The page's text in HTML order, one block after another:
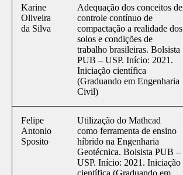
Karine
Oliveira
da Silva
Adequação dos conceitos de
controle contínuo de
compactação a realidade dos
solos e condições de
trabalho brasileiras. Bolsista
PUB – USP. Início: 2021.
Iniciação científica
(Graduando em Engenharia
Civil)
Felipe
Antonio
Sposito
Utilização do Mathcad
como ferramenta de ensino
híbrido na Engenharia
Geotécnica. Bolsista PUB –
USP. Início: 2021. Iniciação
científica (Graduando em